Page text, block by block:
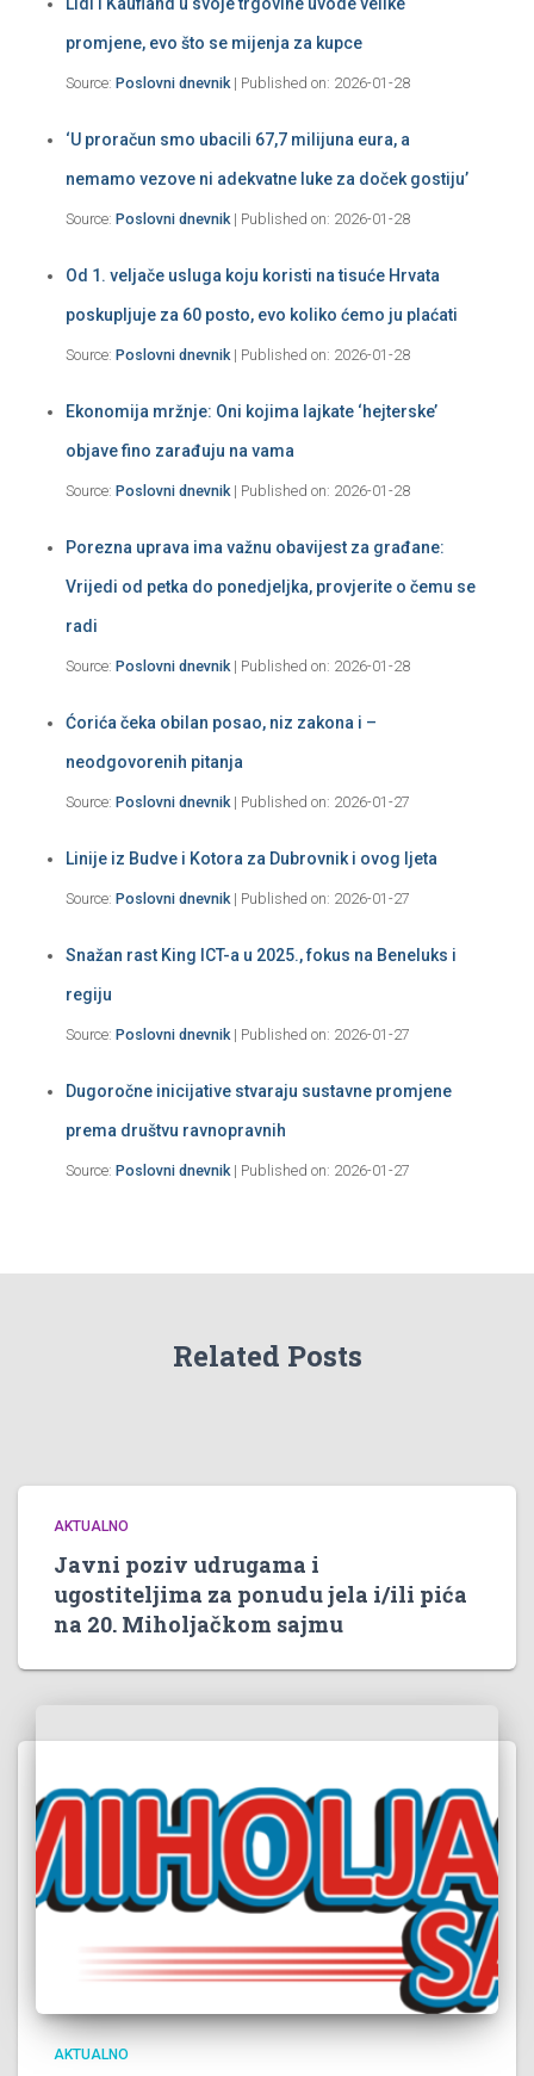
promjene, evo što se mijenja za kupce
Source: Poslovni dnevnik Published on: 2026-01-28
‘U proračun smo ubacili 67,7 milijuna eura, a
nemamo vezove ni adekvatne luke za doček gostiju’
Source: Poslovni dnevnik Published on: 2026-01-28
Od 1. veljače usluga koju koristi na tisuće Hrvata
poskupljuje za 60 posto, evo koliko ćemo ju plaćati
Source: Poslovni dnevnik Published on: 2026-01-28
Ekonomija mržnje: Oni kojima lajkate ‘hejterske’
objave fino zarađuju na vama
Source: Poslovni dnevnik Published on: 2026-01-28
Porezna uprava ima važnu obavijest za građane:
Vrijedi od petka do ponedjeljka, provjerite o čemu se
radi
Source: Poslovni dnevnik Published on: 2026-01-28
Ćorića čeka obilan posao, niz zakona i –
neodgovorenih pitanja
Source: Poslovni dnevnik Published on: 2026-01-27
Linije iz Budve i Kotora za Dubrovnik i ovog ljeta
Source: Poslovni dnevnik Published on: 2026-01-27
Snažan rast King ICT-a u 2025., fokus na Beneluks i
regiju
Source: Poslovni dnevnik Published on: 2026-01-27
Dugoročne inicijative stvaraju sustavne promjene
prema društvu ravnopravnih
Source: Poslovni dnevnik Published on: 2026-01-27
Related Posts
AKTUALNO
Javni poziv udrugama i
ugostiteljima za ponudu jela i/ili pića
na 20. Miholjačkom sajmu
AKTUALNO